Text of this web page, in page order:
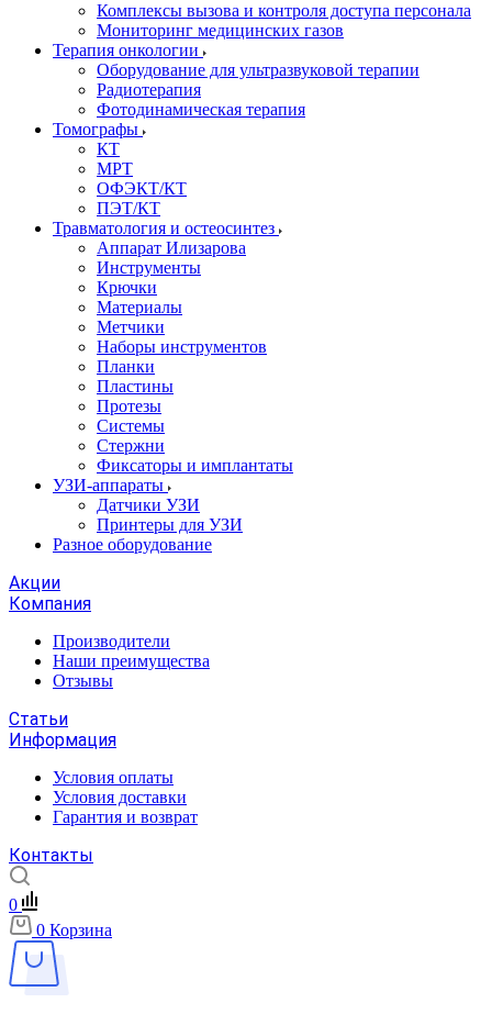
Комплексы вызова и контроля доступа персонала
Мониторинг медицинских газов
Терапия онкологии
Оборудование для ультразвуковой терапии
Радиотерапия
Фотодинамическая терапия
Томографы
КТ
МРТ
ОФЭКТ/КТ
ПЭТ/КТ
Травматология и остеосинтез
Аппарат Илизарова
Инструменты
Крючки
Материалы
Метчики
Наборы инструментов
Планки
Пластины
Протезы
Системы
Стержни
Фиксаторы и имплантаты
УЗИ-аппараты
Датчики УЗИ
Принтеры для УЗИ
Разное оборудование
Акции
Компания
Производители
Наши преимущества
Отзывы
Статьи
Информация
Условия оплаты
Условия доставки
Гарантия и возврат
Контакты
0
0 Корзина